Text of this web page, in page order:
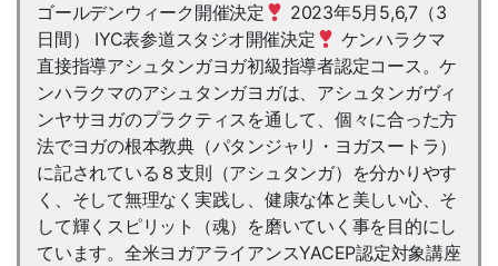
ゴールデンウィーク開催決定
2023年5月5,6,7（3
日間） IYC表参道スタジオ開催決定
ケンハラクマ
直接指導アシュタンガヨガ初級指導者認定コース。ケ
ンハラクマのアシュタンガヨガは、アシュタンガヴィ
ンヤサヨガのプラクティスを通して、個々に合った方
法でヨガの根本教典（パタンジャリ・ヨガスートラ）
に記されている８支則（アシュタンガ）を分かりやす
く、そして無理なく実践し、健康な体と美しい心、そ
して輝くスピリット（魂）を磨いていく事を目的にし
ています。全米ヨガアライアンスYACEP認定対象講座